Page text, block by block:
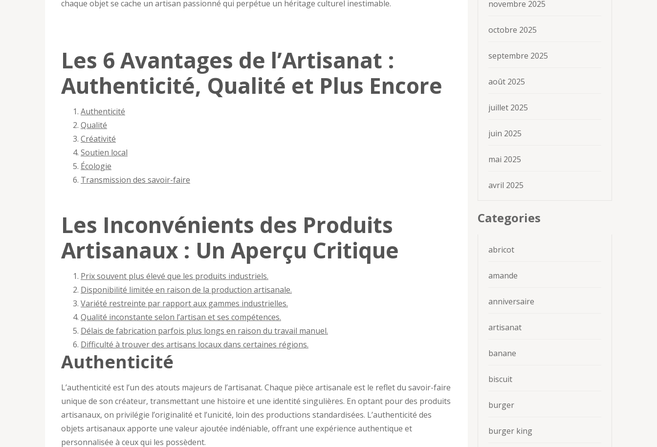
chaque objet se cache un artisan passionné qui perpétue un héritage culturel inestimable.
Les 6 Avantages de l’Artisanat :
Authenticité, Qualité et Plus Encore
Authenticité
Qualité
Créativité
Soutien local
Écologie
Transmission des savoir-faire
Les Inconvénients des Produits
Artisanaux : Un Aperçu Critique
Prix souvent plus élevé que les produits industriels.
Disponibilité limitée en raison de la production artisanale.
Variété restreinte par rapport aux gammes industrielles.
Qualité inconstante selon l’artisan et ses compétences.
Délais de fabrication parfois plus longs en raison du travail manuel.
Difficulté à trouver des artisans locaux dans certaines régions.
Authenticité
L’authenticité est l’un des atouts majeurs de l’artisanat. Chaque pièce artisanale est le reflet du savoir-faire
unique de son créateur, transmettant une histoire et une identité singulières. En optant pour des produits
artisanaux, on privilégie l’originalité et l’unicité, loin des productions standardisées. L’authenticité des
objets artisanaux apporte une valeur ajoutée indéniable, offrant une expérience authentique et
personnalisée à ceux qui les possèdent.
novembre 2025
octobre 2025
septembre 2025
août 2025
juillet 2025
juin 2025
mai 2025
avril 2025
Categories
abricot
amande
anniversaire
artisanat
banane
biscuit
burger
burger king